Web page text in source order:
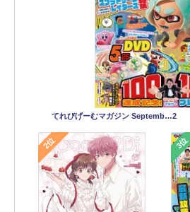
てれびげーむマガジン Septemb…2
2位 3位